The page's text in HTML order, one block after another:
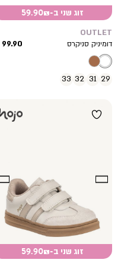
זוג שני ב-59.90₪
OUTLET
דומיניק סניקרס
מחיר
99.90 ₪
29
31
32
33
זוג שני ב-59.90₪